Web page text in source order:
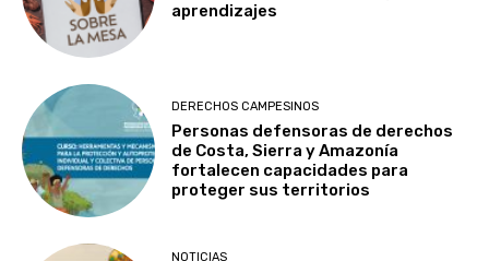
aprendizajes
DERECHOS CAMPESINOS
Personas defensoras de derechos
de Costa, Sierra y Amazonía
fortalecen capacidades para
proteger sus territorios
NOTICIAS